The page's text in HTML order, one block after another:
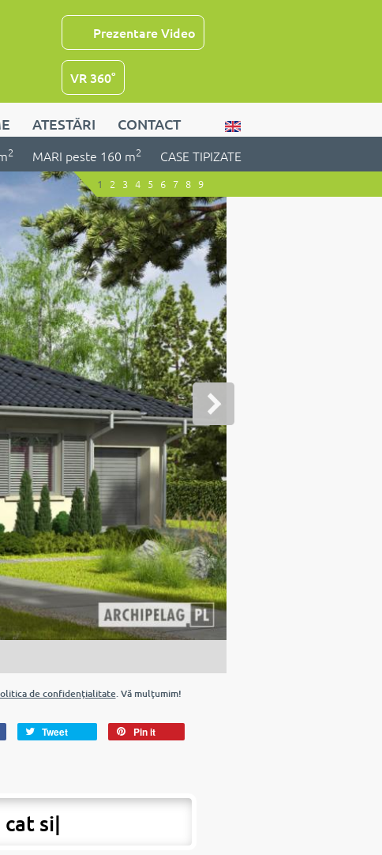
Prezentare Video
VR 360°
ATESTĂRI CONTACT
2 MARI peste 160 m2
CASE TIPIZATE
1 2 3 4 5 6 7 8 9
de confidenţialitate. Vă mulţumim!
Tweet Pin it
si peste ho